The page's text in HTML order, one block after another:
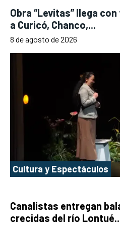
Obra “Levitas” llega
a Curicó, Chanco,...
8 de agosto de 2026
Cultura y Espectáculos
Canalistas entregan
crecidas del río